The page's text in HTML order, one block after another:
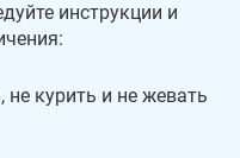
инструкции и
не курить и не жевать